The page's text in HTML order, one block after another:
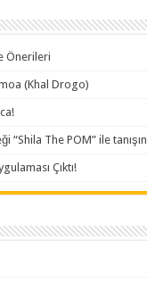
Önerileri
(Khal Drogo)
“Shila The POM” ile tanışın
Çıktı!